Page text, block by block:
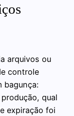
arquivos ou
controle
bagunça:
qual
expiração foi